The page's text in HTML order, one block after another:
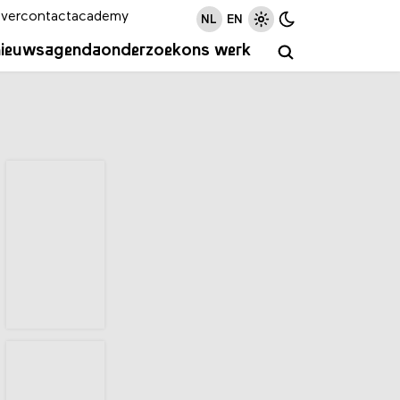
agendaonderzoekons werk
contactacademy NL EN